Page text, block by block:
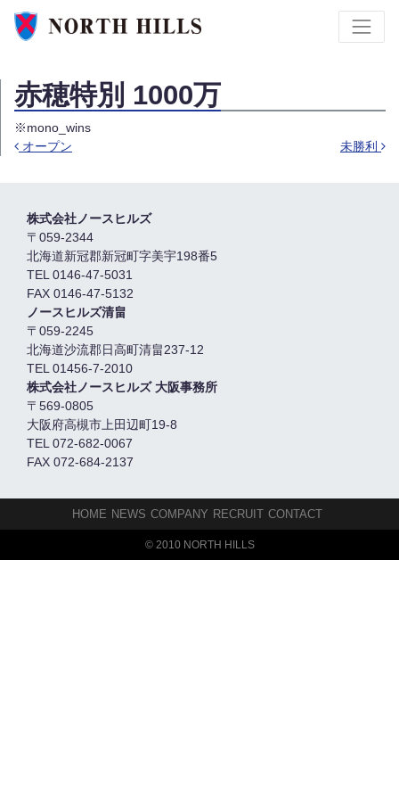
赤穂特別 1000万
※mono_wins
オープン 未勝利
株式会社ノースヒルズ
〒059-2344
北海道新冠郡新冠町字美宇198番5
TEL 0146-47-5031
FAX 0146-47-5132
ノースヒルズ清畠
〒059-2245
北海道沙流郡日高町清畠237-12
TEL 01456-7-2010
株式会社ノースヒルズ 大阪事務所
〒569-0805
大阪府高槻市上田辺町19-8
TEL 072-682-0067
FAX 072-684-2137
HOME NEWS COMPANY RECRUIT CONTACT
© 2010 NORTH HILLS